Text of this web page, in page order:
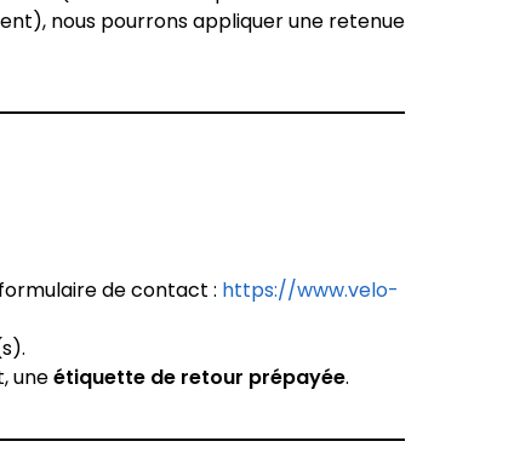
nous pourrons appliquer une retenue
de contact : https://www.velo-
uneétiquette de retour prépayée.